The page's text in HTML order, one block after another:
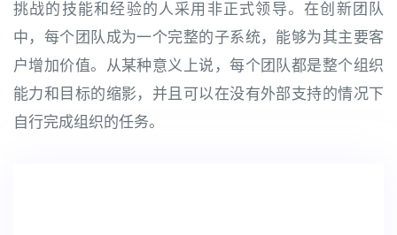
挑战的技能和经验的人采用非正式领导。在创新团队
中，每个团队成为一个完整的子系统，能够为其主要客
户增加价值。从某种意义上说，每个团队都是整个组织
能力和目标的缩影，并且可以在没有外部支持的情况下
自行完成组织的任务。